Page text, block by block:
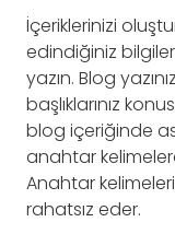
İçeriklerinizi
edindiğiniz
yazın. Blog
başlıklarınız
blog içeriğinde
anahtar
Anahtar
rahatsız eder.